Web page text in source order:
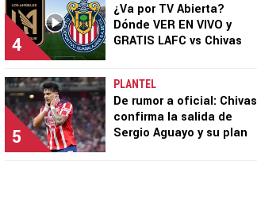
4
¿Va por TV Abierta?
Dónde VER EN VIVO y
GRATIS LAFC vs Chivas
5
PLANTEL
De rumor a oficial: Chivas
confirma la salida de
Sergio Aguayo y su plan